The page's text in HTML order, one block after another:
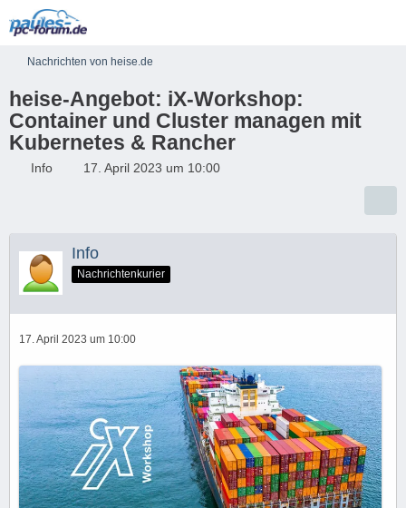
Nachrichten von heise.de
heise-Angebot: iX-Workshop:
Container und Cluster managen mit
Kubernetes & Rancher
Info 17. April 2023 um 10:00
Info
Nachrichtenkurier
17. April 2023 um 10:00